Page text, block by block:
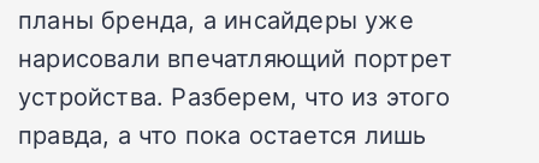
планы бренда, а инсайдеры уже
нарисовали впечатляющий портрет
устройства. Разберем, что из этого
правда, а что пока остается лишь